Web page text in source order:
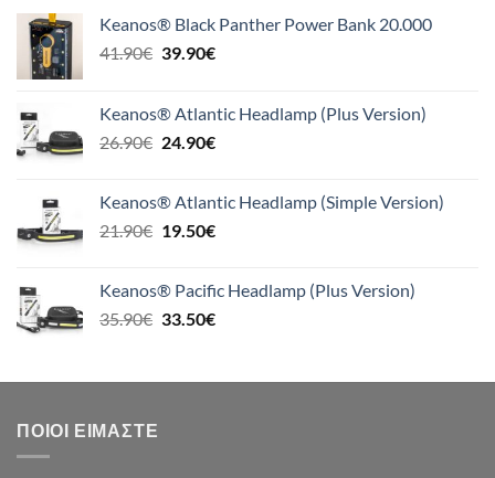
Keanos® Black Panther Power Bank 20.000
41.90€ Original
41.90€.
39.90€Η
είναι:
39.90€.
Keanos® Atlantic Headlamp (Plus Version)
26.90€ Original
26.90€.
24.90€Η
είναι:
24.90€.
Keanos® Atlantic Headlamp (Simple Version)
21.90€ Original
21.90€.
19.50€Η
είναι:
19.50€.
Keanos® Pacific Headlamp (Plus Version)
35.90€ Original
35.90€.
33.50€Η
είναι:
ΠΟΙΟΙ ΕΊΜΑΣΤΕ